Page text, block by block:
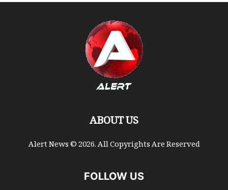
ABOUT US
Alert News © 2026. All Copyrights Are Reserved
FOLLOW US